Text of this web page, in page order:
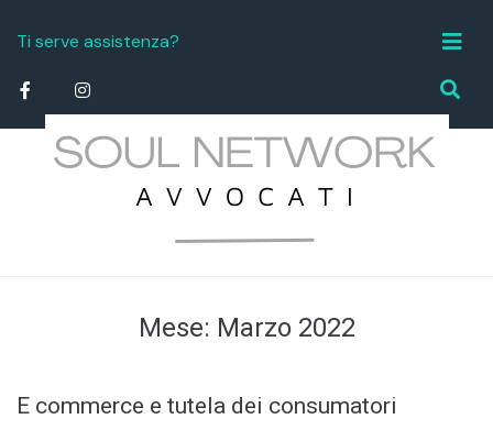
Ti serve assistenza?
info.studiolegale@soulnetworktorino.it
Mese: Marzo 2022
E commerce e tutela dei consumatori